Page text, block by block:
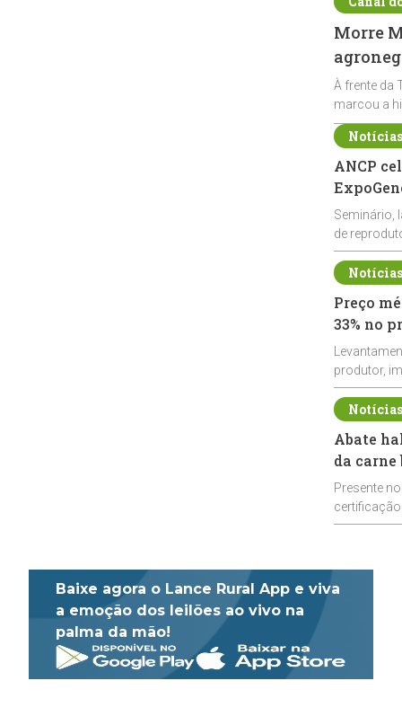
Morre
À frente da
marcou a
ANCP
Seminário,
de
durante a
Preço
33% no
produtor,
de leite cru
Abate
da
Presente
Baixe agora o Lance Rural App e viva
a emoção dos leilões ao vivo na
palma da mão!